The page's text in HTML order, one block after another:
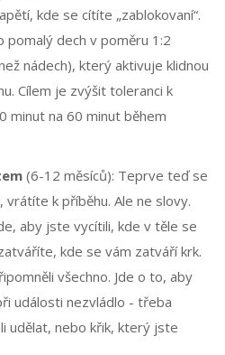
kde se cítíte „zablokovaní“.
pomalý dech v poměru 1:2
nádech), který aktivuje klidnou
Cílem je zvýšit toleranci k
minut na 60 minut během
(6-12 měsíců): Teprve teď se
vrátíte k příběhu. Ale ne slovy.
aby jste vycítili, kde v těle se
kde se vám zatváří krk.
všechno. Jde o to, aby
události nezvládlo - třeba
udělat, nebo křik, který jste